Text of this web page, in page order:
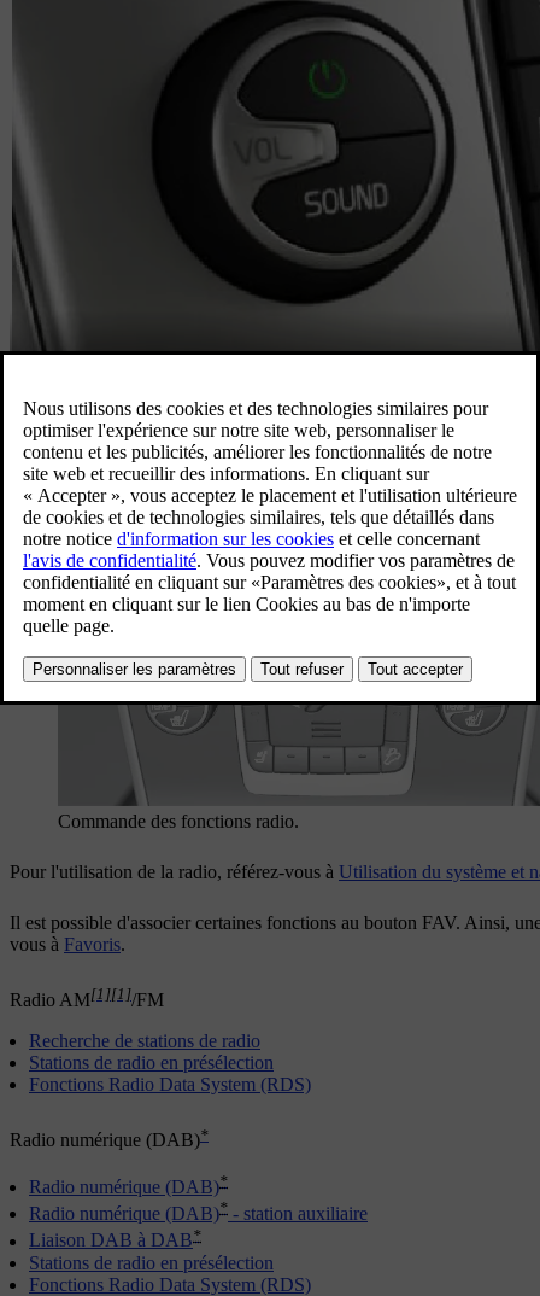
Commande des fonctions radio.
Pour l'utilisation de la radio, référez-vous à Utilisation du système et
Il est possible d'associer certaines fonctions au bouton FAV. Ainsi,
vous à Favoris.
Radio AM[1][1]/FM
Recherche de stations de radio
Stations de radio en présélection
Fonctions Radio Data System (RDS)
Radio numérique (DAB)*
Radio numérique (DAB)*
Radio numérique (DAB)* - station auxiliaire
Liaison DAB à DAB*
Stations de radio en présélection
Fonctions Radio Data System (RDS)